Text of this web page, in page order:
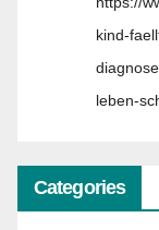
kind-
leben-
Categories